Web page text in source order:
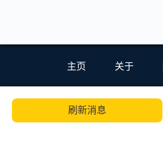
刷新消息
主页 关于
EN